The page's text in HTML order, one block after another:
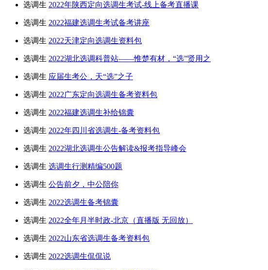
选调生 2022年陕西定向选调生考试-线上备考直播课
选调生 2022福建选调生考试备考讲座
选调生 2022天津定向选调生资料包
选调生 2022湖北选调科普站——惟楚有材，“选”贤用之
选调生 应届生考公，天“选”之子
选调生 2022广东定向选调生备考资料包
选调生 2022福建选调生补给锦囊
选调生 2022年四川省选调生-备考资料包
选调生 2022湖北选调生公告解读&报考指导峰会
选调生 选调生行测精编500题
选调生 公告前夕，中公陪你
选调生 2022选调生备考锦囊
选调生 2022全年月半时政-北京（直播版 无回放）
选调生 2022山东省选调生备考资料包
选调生 2022选调生侃侃说